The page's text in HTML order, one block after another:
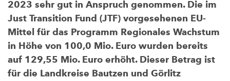
2023 sehr gut in Anspruch genommen. Die im
Just Transition Fund (JTF) vorgesehenen EU-
Mittel für das Programm Regionales Wachstum
in Höhe von 100,0 Mio. Euro wurden bereits
auf 129,55 Mio. Euro erhöht. Dieser Betrag ist
für die Landkreise Bautzen und Görlitz